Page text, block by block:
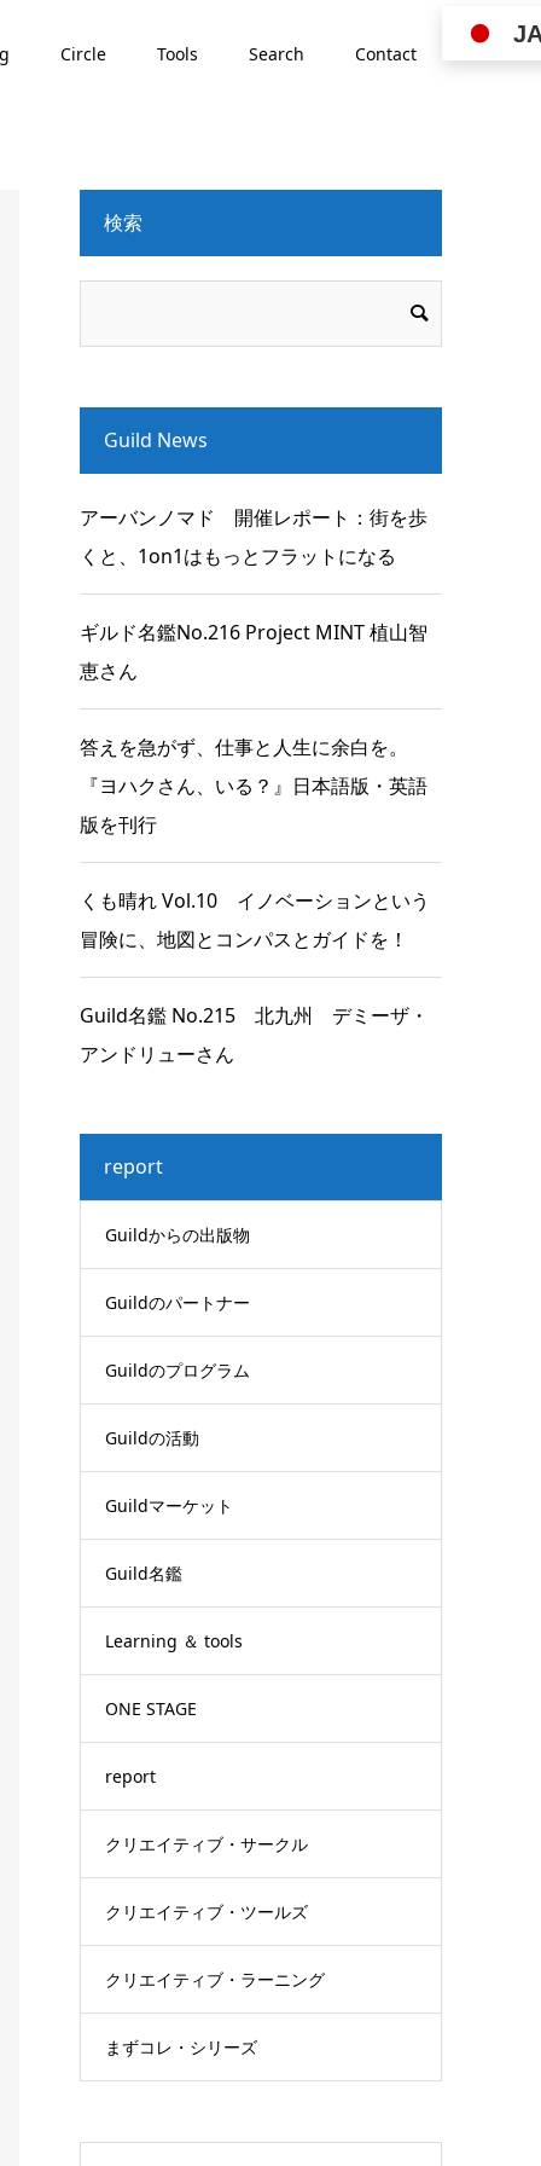
Circle Tools Search Contact
JA
検索
Guild News
アーバンノマド 開催レポート：街を歩
くと、1on1はもっとフラットになる
ギルド名鑑No.216 Project MINT 植山智
恵さん
答えを急がず、仕事と人生に余白を。
『ヨハクさん、いる？』日本語版・英語
版を刊行
くも晴れ Vol.10 イノベーションという
冒険に、地図とコンパスとガイドを！
Guild名鑑 No.215 北九州 デミーザ・
アンドリューさん
report
Guildからの出版物
Guildのパートナー
Guildのプログラム
Guildの活動
Guildマーケット
Guild名鑑
Learning ＆ tools
ONE STAGE
report
クリエイティブ・サークル
クリエイティブ・ツールズ
クリエイティブ・ラーニング
まずコレ・シリーズ